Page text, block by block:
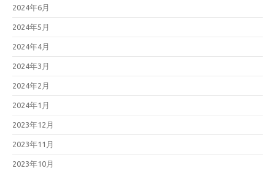
2024年6月
2024年5月
2024年4月
2024年3月
2024年2月
2024年1月
2023年12月
2023年11月
2023年10月